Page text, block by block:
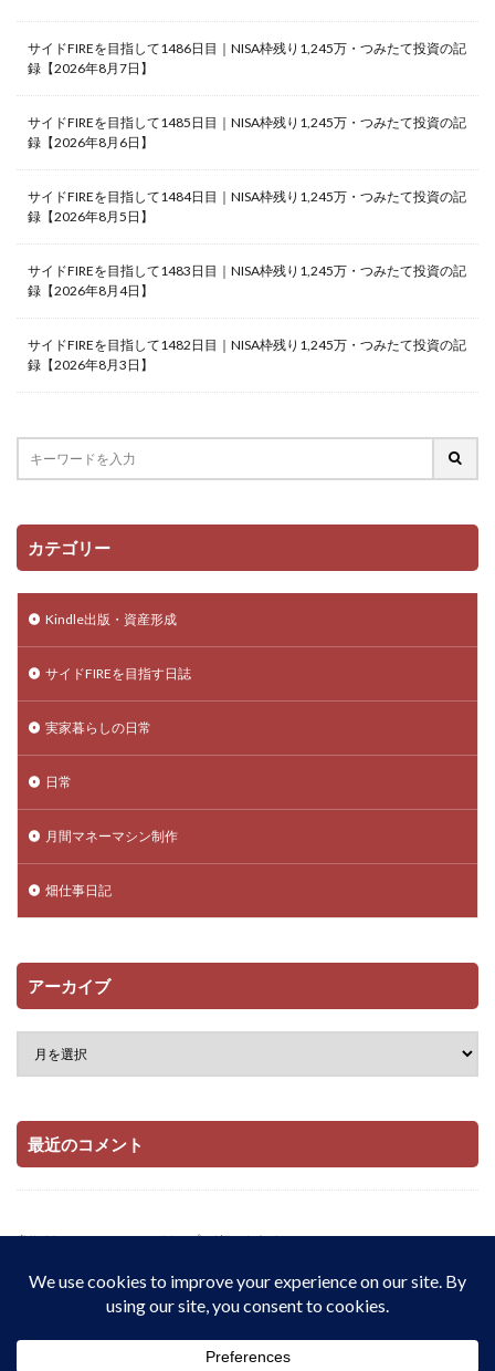
サイドFIREを目指して1486日目｜NISA枠残り1,245万・つみたて投資の記
録【2026年8月7日】
サイドFIREを目指して1485日目｜NISA枠残り1,245万・つみたて投資の記
録【2026年8月6日】
サイドFIREを目指して1484日目｜NISA枠残り1,245万・つみたて投資の記
録【2026年8月5日】
サイドFIREを目指して1483日目｜NISA枠残り1,245万・つみたて投資の記
録【2026年8月4日】
サイドFIREを目指して1482日目｜NISA枠残り1,245万・つみたて投資の記
録【2026年8月3日】
カテゴリー
Kindle出版・資産形成
サイドFIREを目指す日誌
実家暮らしの日常
日常
月間マネーマシン制作
畑仕事日記
アーカイブ
最近のコメント
当サイトはAmazonアソシエイト・プログラムおよび